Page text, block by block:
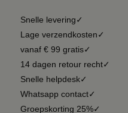
Snelle levering✓
Lage verzendkosten✓
vanaf € 99 gratis✓
14 dagen retour recht✓
Snelle helpdesk✓
Whatsapp contact✓
Groepskorting 25%✓